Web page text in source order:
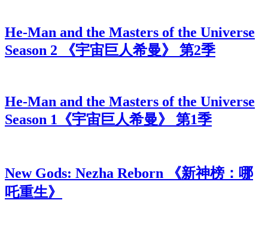
He-Man and the Masters of the Universe
Season 2 《宇宙巨人希曼》 第2季
He-Man and the Masters of the Universe
Season 1《宇宙巨人希曼》 第1季
New Gods: Nezha Reborn 《新神榜：哪
吒重生》